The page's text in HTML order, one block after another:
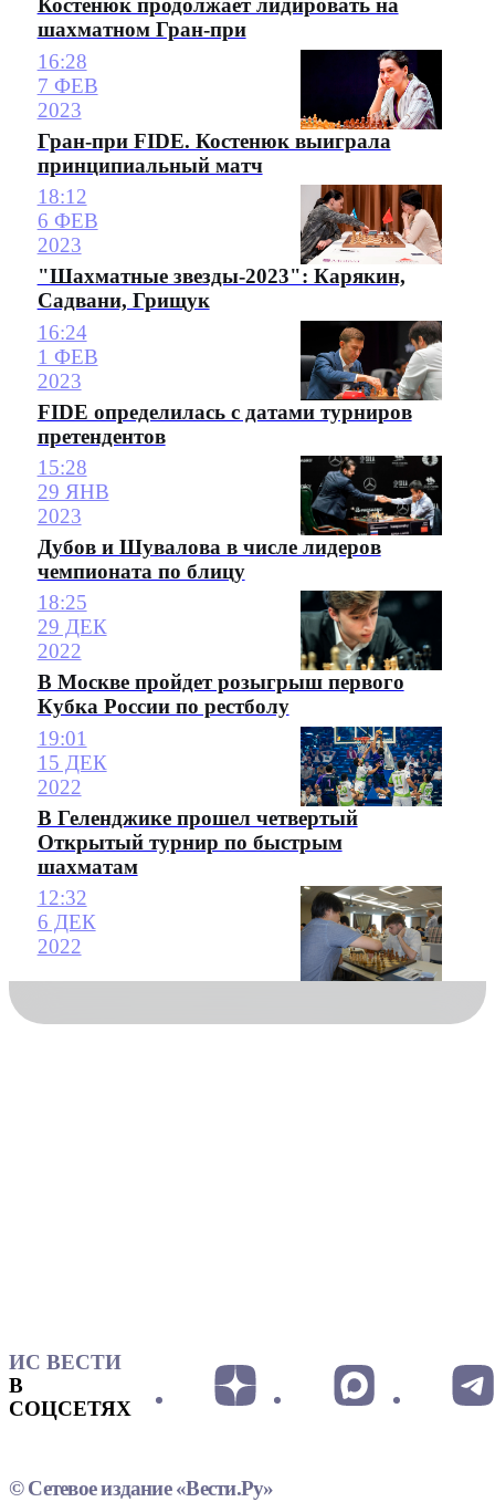
Костенюк продолжает лидировать на
шахматном Гран-при
16:28
7 ФЕВ
2023
Гран-при FIDE. Костенюк выиграла
принципиальный матч
18:12
6 ФЕВ
2023
"Шахматные звезды-2023": Карякин,
Садвани, Грищук
16:24
1 ФЕВ
2023
FIDE определилась с датами турниров
претендентов
15:28
29 ЯНВ
2023
Дубов и Шувалова в числе лидеров
чемпионата по блицу
18:25
29 ДЕК
2022
В Москве пройдет розыгрыш первого
Кубка России по рестболу
19:01
15 ДЕК
2022
В Геленджике прошел четвертый
Открытый турнир по быстрым
шахматам
12:32
6 ДЕК
2022
ИС ВЕСТИ
В
СОЦСЕТЯХ
© Сетевое издание «Вести.Ру»